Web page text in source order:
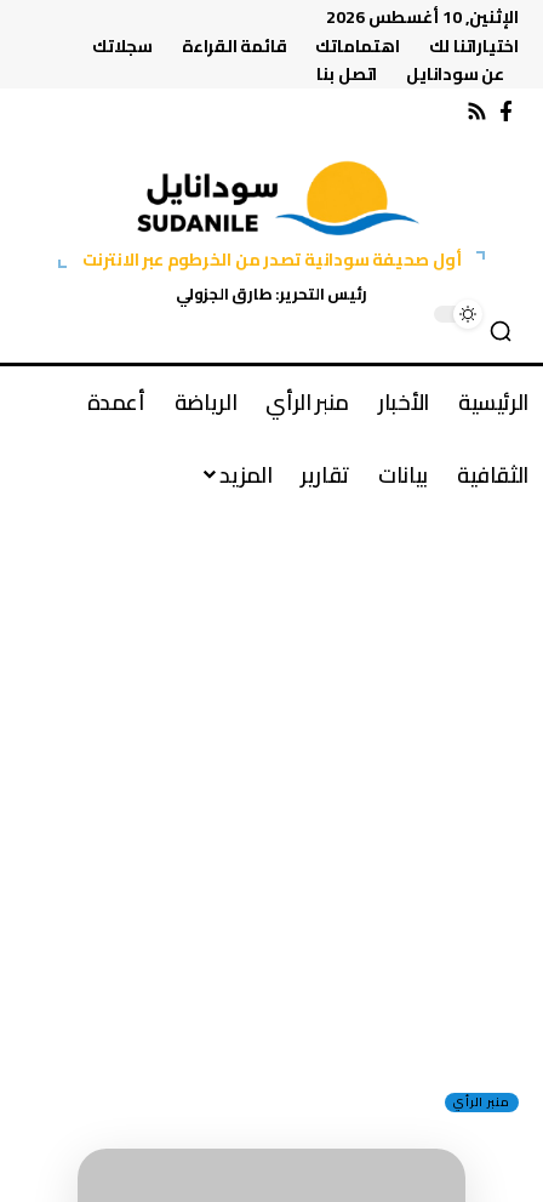
الإثنين, 10 أغسطس 2026
اختياراتنا لك
اهتماماتك قائمة القراءة
سجلاتك
عن سودانايل
اتصل بنا
أول صحيفة سودانية تصدر من الخرطوم عبر الانترنت
رئيس التحرير: طارق الجزولي
الرئيسية الأخبار منبر الرأي الرياضة
أعمدة
الثقافية
بيانات تقارير المزيد
منبر الرأي